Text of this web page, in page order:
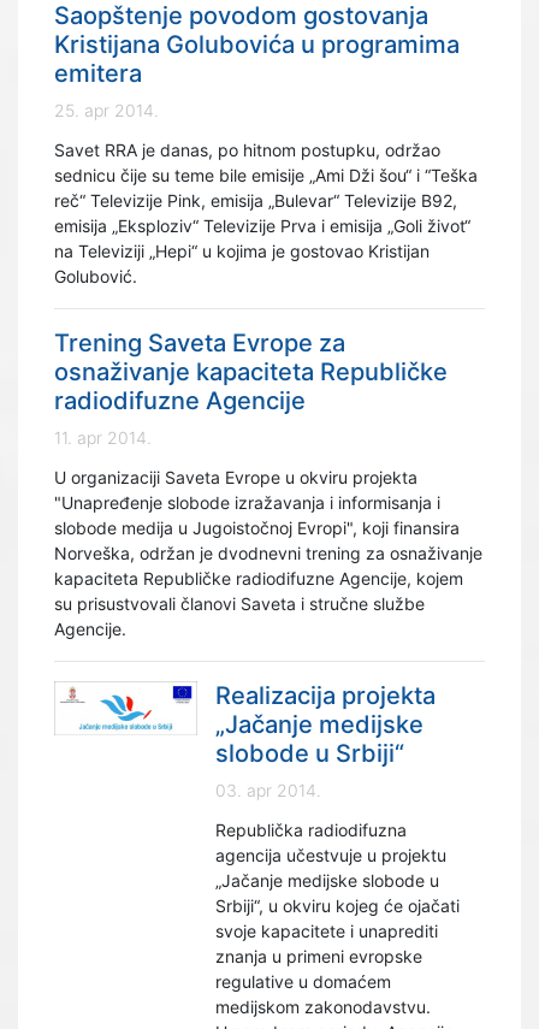
Saopštenje povodom gostovanja
Kristijana Golubovića u programima
emitera
25. apr 2014.
Savet RRA je danas, po hitnom postupku, održao
sednicu čije su teme bile emisije „Ami Dži šou“ i “Teška
reč“ Televizije Pink, emisija „Bulevar“ Televizije B92,
emisija „Eksploziv“ Televizije Prva i emisija „Goli život“
na Televiziji „Hepi“ u kojima je gostovao Kristijan
Golubović.
Trening Saveta Evrope za
osnaživanje kapaciteta Republičke
radiodifuzne Agencije
11. apr 2014.
U organizaciji Saveta Evrope u okviru projekta
"Unapređenje slobode izražavanja i informisanja i
slobode medija u Jugoistočnoj Evropi", koji finansira
Norveška, održan je dvodnevni trening za osnaživanje
kapaciteta Republičke radiodifuzne Agencije, kojem
su prisustvovali članovi Saveta i stručne službe
Agencije.
Realizacija projekta
„Jačanje medijske
slobode u Srbiji“
03. apr 2014.
Republička radiodifuzna
agencija učestvuje u projektu
„Jačanje medijske slobode u
Srbiji“, u okviru kojeg će ojačati
svoje kapacitete i unaprediti
znanja u primeni evropske
regulative u domaćem
medijskom zakonodavstvu.